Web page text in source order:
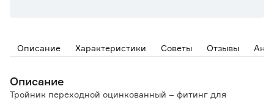
Описание Характеристики Советы Отзывы
Описание
Тройник переходной оцинкованный – фитинг для